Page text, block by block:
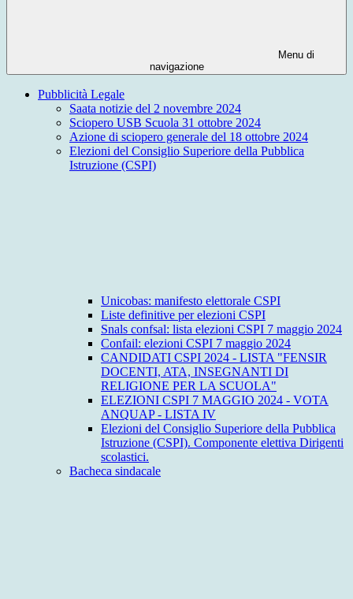
Menu di
navigazione
Pubblicità Legale
Saata notizie del 2 novembre 2024
Sciopero USB Scuola 31 ottobre 2024
Azione di sciopero generale del 18 ottobre 2024
Elezioni del Consiglio Superiore della Pubblica
Istruzione (CSPI)
Unicobas: manifesto elettorale CSPI
Liste definitive per elezioni CSPI
Snals confsal: lista elezioni CSPI 7 maggio 2024
Confail: elezioni CSPI 7 maggio 2024
CANDIDATI CSPI 2024 - LISTA "FENSIR
DOCENTI, ATA, INSEGNANTI DI
RELIGIONE PER LA SCUOLA"
ELEZIONI CSPI 7 MAGGIO 2024 - VOTA
ANQUAP - LISTA IV
Elezioni del Consiglio Superiore della Pubblica
Istruzione (CSPI). Componente elettiva Dirigenti
scolastici.
Bacheca sindacale